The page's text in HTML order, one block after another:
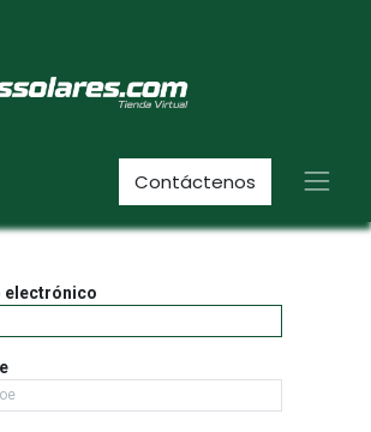
Contáctenos
electrónico